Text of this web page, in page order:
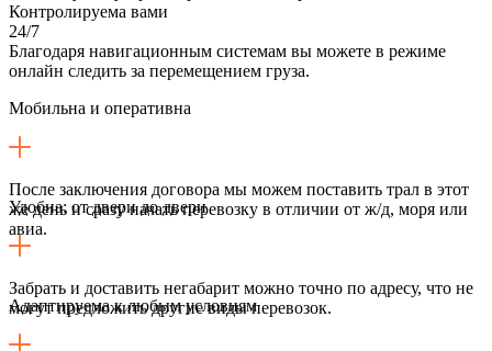
Контролируема вами
24/7
Благодаря навигационным системам вы можете в режиме
онлайн следить за перемещением груза.
Мобильна и оперативна
После заключения договора мы можем поставить трал в этот
же день и сразу начать перевозку в отличии от ж/д, моря или
авиа.
Удобна: от двери до двери
Забрать и доставить негабарит можно точно по адресу, что не
могут предложить другие виды перевозок.
Адаптируема к любым условиям